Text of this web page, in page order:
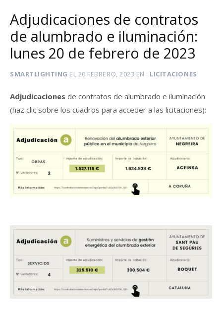
Adjudicaciones de contratos
de alumbrado e iluminación:
lunes 20 de febrero de 2023
SMARTLIGHTING EL 20 FEBRERO, 2023 EN LICITACIONES
Adjudicaciones de contratos de alumbrado e iluminación
(haz clic sobre los cuadros para acceder a las licitaciones):